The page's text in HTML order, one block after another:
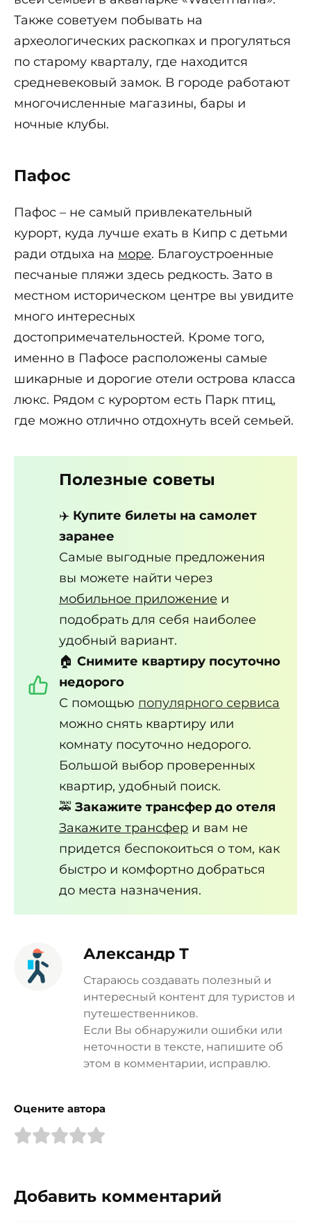
Также советуем побывать на
археологических раскопках и прогуляться
по старому кварталу, где находится
средневековый замок. В городе работают
многочисленные магазины, бары и
ночные клубы.
Пафос
Пафос – не самый привлекательный
курорт, куда лучше ехать в Кипр с детьми
ради отдыха на море. Благоустроенные
песчаные пляжи здесь редкость. Зато в
местном историческом центре вы увидите
много интересных
достопримечательностей. Кроме того,
именно в Пафосе расположены самые
шикарные и дорогие отели острова класса
люкс. Рядом с курортом есть Парк птиц,
где можно отлично отдохнуть всей семьей.
Полезные советы
✈️ Купите билеты на самолет
заранее
Самые выгодные предложения
вы можете найти через
мобильное приложение и
подобрать для себя наиболее
удобный вариант.
🏠 Снимите квартиру посуточно
недорого
С помощью популярного сервиса
можно снять квартиру или
комнату посуточно недорого.
Большой выбор проверенных
квартир, удобный поиск.
🚕 Закажите трансфер до отеля
Закажите трансфер и вам не
придется беспокоиться о том, как
быстро и комфортно добраться
до места назначения.
Александр Т
Стараюсь создавать полезный и
интересный контент для туристов и
путешественников.
Если Вы обнаружили ошибки или
неточности в тексте, напишите об
этом в комментарии, исправлю.
Оцените автора
Добавить комментарий